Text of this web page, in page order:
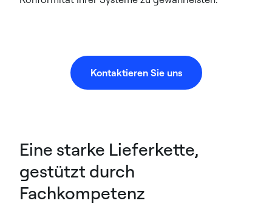
Kontaktieren Sie uns
Eine starke Lieferkette,
gestützt durch
Fachkompetenz